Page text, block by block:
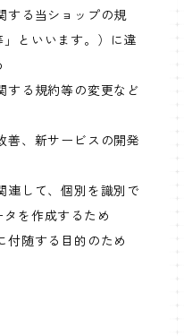
する当ショップの規
といいます。）に違
する規約等の変更など
善、新サービスの開発
連して、個別を識別で
を作成するため
付随する目的のため